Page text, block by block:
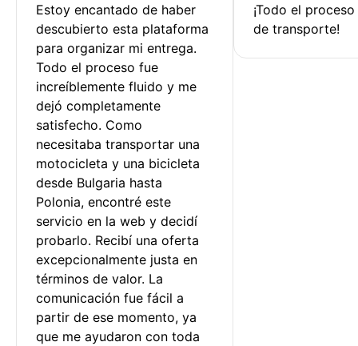
Estoy encantado de haber
descubierto esta plataforma
para organizar mi entrega.
Todo el proceso fue
increíblemente fluido y me
dejó completamente
satisfecho. Como
necesitaba transportar una
motocicleta y una bicicleta
desde Bulgaria hasta
Polonia, encontré este
servicio en la web y decidí
probarlo. Recibí una oferta
excepcionalmente justa en
términos de valor. La
comunicación fue fácil a
partir de ese momento, ya
que me ayudaron con toda
¡Todo el
de transporte!